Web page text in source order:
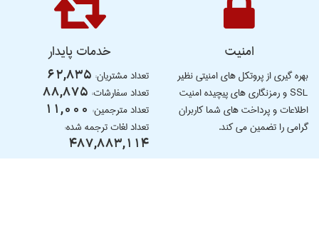
امنیت
بهره گیری از پروتکل های امنیتی نظیر
SSL و رمزنگاری های پیچیده امنیت
اطلاعات و پرداخت های شما کاربران
گرامی را تضمین می کند.
خدمات پایدار
تعداد مشتریان: 62,835
تعداد سفارشات: 88,875
تعداد مترجمین: 11,000
تعداد لغات ترجمه شده:
487,883,114